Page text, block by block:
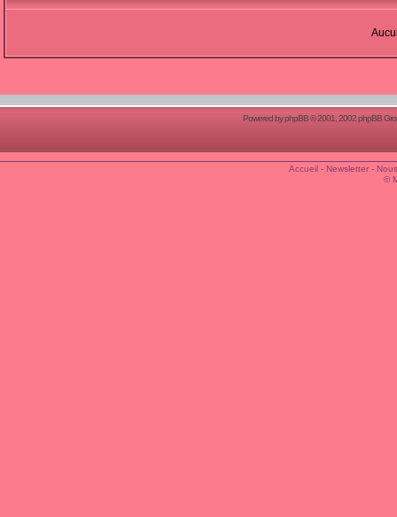
Powered byphpBB© 2001, 2002 phpBB
Accueil- Newsletter-
©